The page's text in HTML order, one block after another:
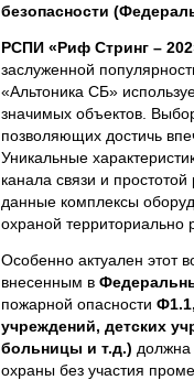
безопасности
РСПИ «Риф Стринг –
заслуженной
«Альтоника СБ»
значимых объектов.
позволяющих достичь
Уникальные
канала связи и
данные комплексы
охраной территориально
Особенно актуален этот
внесенным в
пожарной опасности
учреждений, детских
больницы и т.д.) должна
охраны без участия